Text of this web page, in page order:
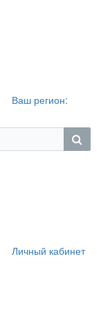
Ваш регион:
Личный кабинет